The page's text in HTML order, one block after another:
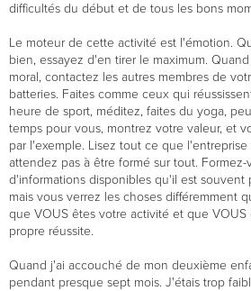
difficultés du début et de tous les bons
Le moteur de cette activité est l'émotion.
bien, essayez d'en tirer le maximum.
moral, contactez les autres membres de
batteries. Faites comme ceux qui
heure de sport, méditez, faites du yoga,
temps pour vous, montrez votre valeur, et
par l'exemple. Lisez tout ce que
attendez pas à être formé sur tout. Formez-
d'informations disponibles qu'il est souvent
mais vous verrez les choses différemment
que VOUS êtes votre activité et que
propre réussite.
Quand j'ai accouché de mon deuxième
pendant presque sept mois. J'étais trop